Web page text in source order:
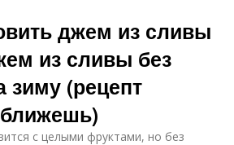
джем из сливы
из сливы без
зиму (рецепт
с целыми фруктами, но без